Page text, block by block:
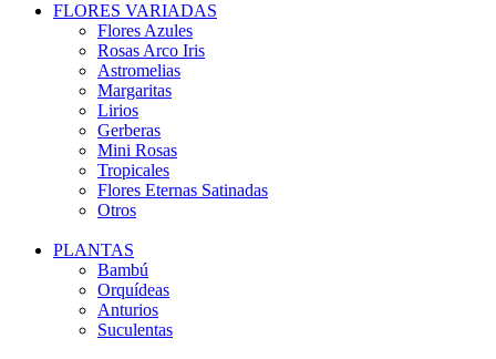
FLORES VARIADAS
Flores Azules
Rosas Arco Iris
Astromelias
Margaritas
Lirios
Gerberas
Mini Rosas
Tropicales
Flores Eternas Satinadas
Otros
PLANTAS
Bambú
Orquídeas
Anturios
Suculentas